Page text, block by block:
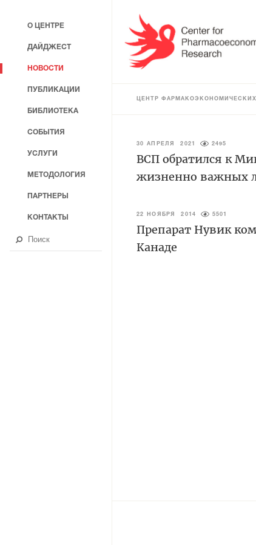
ЦЕНТР
30 АПРЕЛЯ 2021 2495
ВСП обратился к
жизненно важных
22 НОЯБРЯ 2014 5501
Препарат Нувик
Канаде
О ЦЕНТРЕ
ДАЙДЖЕСТ
НОВОСТИ
ПУБЛИКАЦИИ
БИБЛИОТЕКА
СОБЫТИЯ
УСЛУГИ
МЕТОДОЛОГИЯ
ПАРТНЕРЫ
КОНТАКТЫ